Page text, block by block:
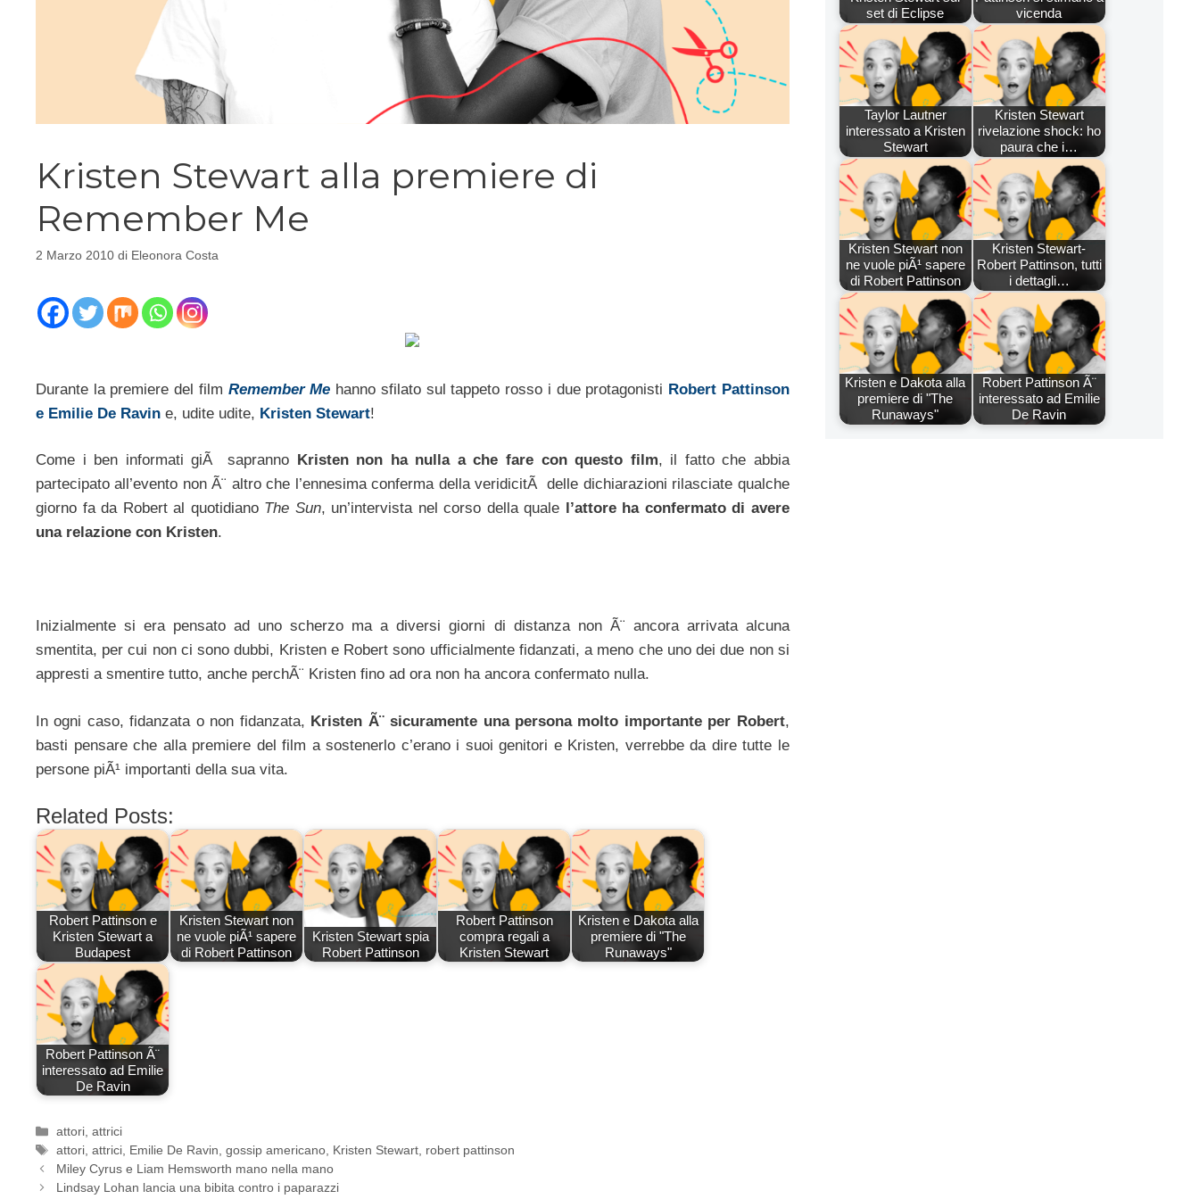
Kristen Stewart alla premiere di
Remember Me
2 Marzo 2010 di Eleonora Costa
Durante la premiere del film Remember Me hanno sfilato sul tappeto rosso i due protagonisti Robert Pattinson
e Emilie De Ravin e, udite udite, Kristen Stewart!
Come i ben informati giÃ sapranno Kristen non ha nulla a che fare con questo film, il fatto che abbia
partecipato all’evento non Ã¨ altro che l’ennesima conferma della veridicitÃ delle dichiarazioni rilasciate qualche
giorno fa da Robert al quotidiano The Sun, un’intervista nel corso della quale
l’attore ha confermato di avere
una relazione con Kristen.
Inizialmente si era pensato ad uno scherzo ma a diversi giorni di distanza non Ã¨ ancora arrivata alcuna
smentita, per cui non ci sono dubbi, Kristen e Robert sono ufficialmente fidanzati, a meno che uno dei due non si
appresti a smentire tutto, anche perchÃ¨ Kristen fino ad ora non ha ancora confermato nulla.
In ogni caso, fidanzata o non fidanzata, Kristen Ã¨ sicuramente una persona molto importante per Robert,
basti pensare che alla premiere del film a sostenerlo c’erano i suoi genitori e Kristen, verrebbe da dire tutte le
persone piÃ¹ importanti della sua vita.
Related Posts:
Robert Pattinson e
Kristen Stewart a
Budapest
Kristen Stewart non
ne vuole piÃ¹ sapere
di Robert Pattinson
Kristen Stewart spia
Robert Pattinson
Robert Pattinson
compra regali a
Kristen Stewart
Kristen e Dakota alla
premiere di "The
Runaways"
Robert Pattinson Ã¨
interessato ad Emilie
De Ravin
Categorie
attori,attrici
Tag
attori,attrici, Emilie De Ravin,gossip americano, Kristen Stewart, robert pattinson
Miley Cyrus e Liam Hemsworth mano nella mano
Lindsay Lohan lancia una bibita contro i paparazzi
set di Eclipse
vicenda
Taylor Lautner
interessato a Kristen
Stewart
Kristen Stewart
rivelazione shock: ho
paura che i…
Kristen Stewart non
ne vuole piÃ¹ sapere
di Robert Pattinson
Kristen Stewart-
Robert Pattinson, tutti
i dettagli…
Kristen e Dakota alla
premiere di "The
Runaways"
Robert Pattinson Ã¨
interessato ad Emilie
De Ravin